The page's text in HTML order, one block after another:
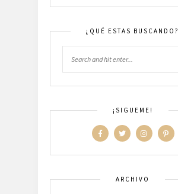
¿QUÉ ESTAS BUSCANDO?
¡SIGUEME!
ARCHIVO